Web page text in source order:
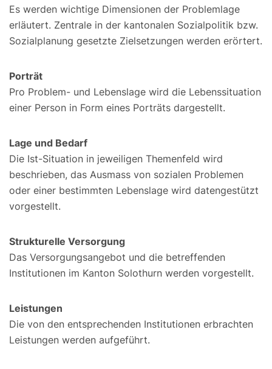
Es werden wichtige Dimensionen der Problemlage
erläutert. Zentrale in der kantonalen Sozialpolitik bzw.
Sozialplanung gesetzte Zielsetzungen werden erörtert.
Porträt
Pro Problem- und Lebenslage wird die Lebenssituation
einer Person in Form eines Porträts dargestellt.
Lage und Bedarf
Die Ist-Situation in jeweiligen Themenfeld wird
beschrieben, das Ausmass von sozialen Problemen
oder einer bestimmten Lebenslage wird datengestützt
vorgestellt.
Strukturelle Versorgung
Das Versorgungsangebot und die betreffenden
Institutionen im Kanton Solothurn werden vorgestellt.
Leistungen
Die von den entsprechenden Institutionen erbrachten
Leistungen werden aufgeführt.